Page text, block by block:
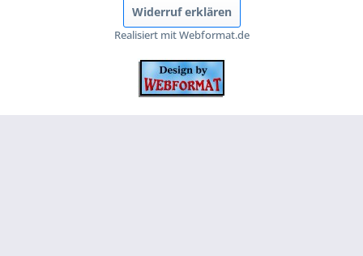
Widerruf erklären
Realisiert mit Webformat.de